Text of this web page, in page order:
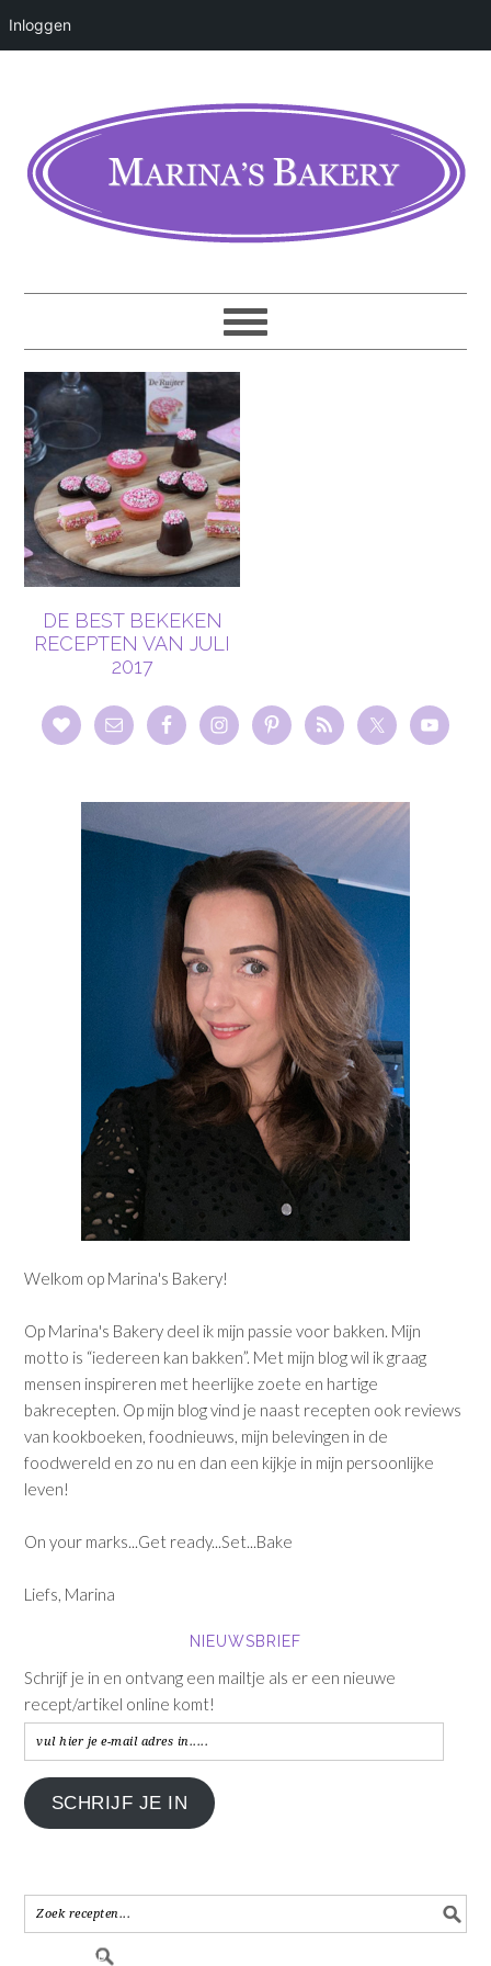
Inloggen
DE BEST BEKEKEN
RECEPTEN VAN JULI
2017
Welkom op Marina's Bakery!
Op Marina's Bakery deel ik mijn passie voor bakken. Mijn
motto is “iedereen kan bakken”. Met mijn blog wil ik graag
mensen inspireren met heerlijke zoete en hartige
bakrecepten. Op mijn blog vind je naast recepten ook reviews
van kookboeken, foodnieuws, mijn belevingen in de
foodwereld en zo nu en dan een kijkje in mijn persoonlijke
leven!
On your marks...Get ready...Set...Bake
Liefs, Marina
NIEUWSBRIEF
Schrijf je in en ontvang een mailtje als er een nieuwe
recept/artikel online komt!
vul
hier
je
e-
in.....
SCHRIJF JE IN